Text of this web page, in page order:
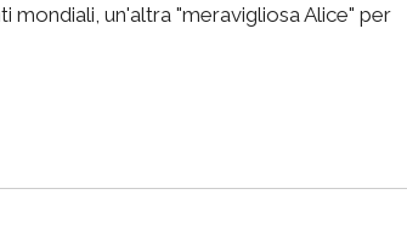
un'altra "meravigliosa Alice" per